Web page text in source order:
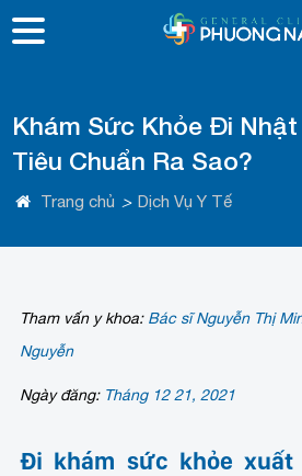
Khám Sức Khỏe Đi
Tiêu Chuẩn Ra Sao?
Trang chủ > Dịch Vụ Y Tế
Tham vấn y khoa: Bác sĩ Nguyễn Thị
Nguyễn
Ngày đăng: Tháng 12 21, 2021
Đi khám sức khỏe xuất